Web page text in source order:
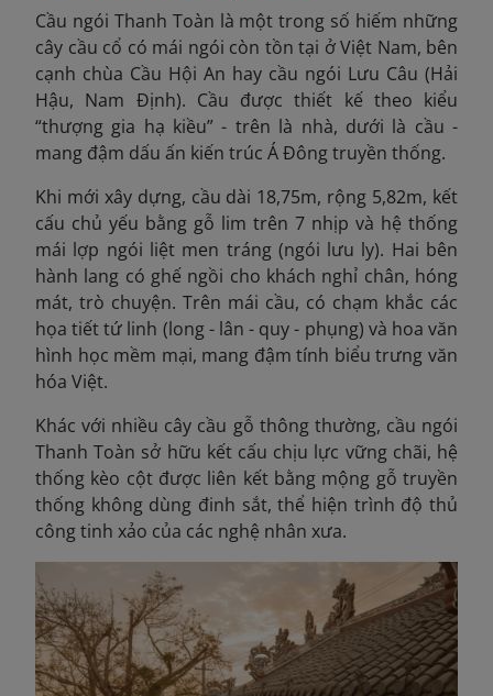
Cầu ngói Thanh Toàn là một trong số hiếm những
cây cầu cổ có mái ngói còn tồn tại ở Việt Nam, bên
cạnh chùa Cầu Hội An hay cầu ngói Lưu Câu (Hải
Hậu, Nam Định). Cầu được thiết kế theo kiểu
“thượng gia hạ kiều” - trên là nhà, dưới là cầu -
mang đậm dấu ấn kiến trúc Á Đông truyền thống.
Khi mới xây dựng, cầu dài 18,75m, rộng 5,82m, kết
cấu chủ yếu bằng gỗ lim trên 7 nhịp và hệ thống
mái lợp ngói liệt men tráng (ngói lưu ly). Hai bên
hành lang có ghế ngồi cho khách nghỉ chân, hóng
mát, trò chuyện. Trên mái cầu, có chạm khắc các
họa tiết tứ linh (long - lân - quy - phụng) và hoa văn
hình học mềm mại, mang đậm tính biểu trưng văn
hóa Việt.
Khác với nhiều cây cầu gỗ thông thường, cầu ngói
Thanh Toàn sở hữu kết cấu chịu lực vững chãi, hệ
thống kèo cột được liên kết bằng mộng gỗ truyền
thống không dùng đinh sắt, thể hiện trình độ thủ
công tinh xảo của các nghệ nhân xưa.